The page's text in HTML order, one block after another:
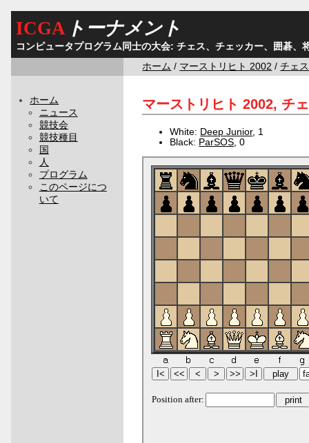
ICGAトーナメント
コンピュータプログラム同士の大会: チェス、チェッカー、囲碁、
ホーム / マーストリヒト 2002 /チェス
ホーム
ニュース
競技会
競技種目
国
人
プログラム
このページにつ
いて
マーストリヒト 2002, チ
White: Deep Junior, 1
Black: ParSOS , 0